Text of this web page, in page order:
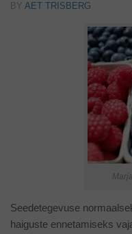
BY AET TRISBERG
Seedetegevuse
haiguste ennetamiseks